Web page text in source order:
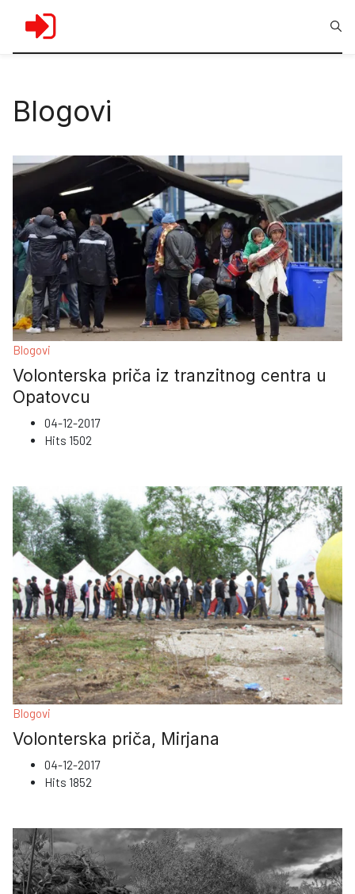
Blogovi
Blogovi
Volonterska priča iz tranzitnog centra u
Opatovcu
04-12-2017
Hits 1502
Blogovi
Volonterska priča, Mirjana
04-12-2017
Hits 1852